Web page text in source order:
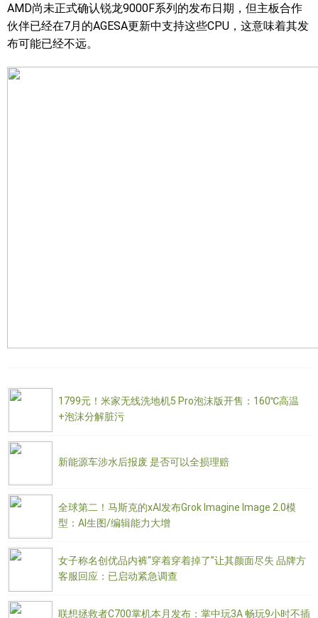
AMD尚未正式确认锐龙9000F系列的发布日期，但主板合作
伙伴已经在7月的AGESA更新中支持这些CPU，这意味着其发
布可能已经不远。
1799元！米家无线洗地机5 Pro泡沫版开售：160℃高温
+泡沫分解脏污
新能源车涉水后报废 是否可以全损理赔
全球第二！马斯克的xAI发布Grok Imagine Image 2.0模
型：AI生图/编辑能力大增
女子称名创优品内裤“穿着穿着掉了”让其颜面尽失 品牌方
客服回应：已启动紧急调查
联想拯救者C700掌机本月发布：掌中玩3A 畅玩9小时不插